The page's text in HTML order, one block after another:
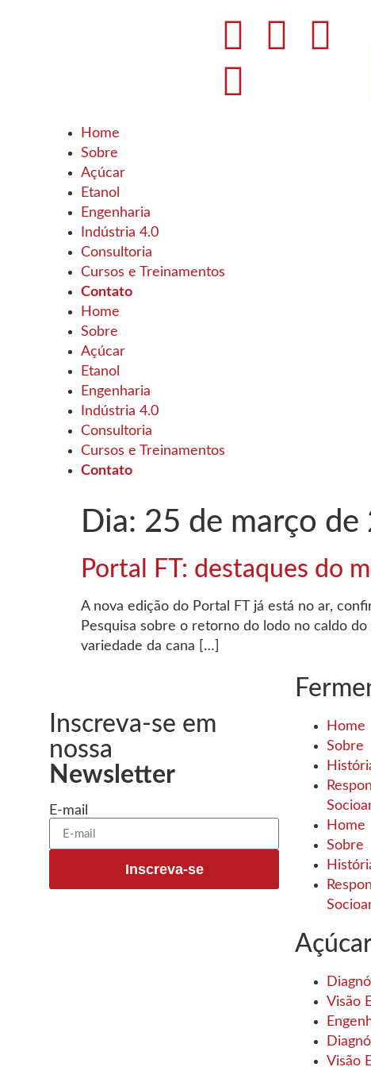
Home
Sobre
Açúcar
Etanol
Engenharia
Indústria 4.0
Consultoria
Cursos e Treinamentos
Contato
Home
Sobre
Açúcar
Etanol
Engenharia
Indústria 4.0
Consultoria
Cursos e Treinamentos
Contato
Dia: 25 de março de
Portal FT: destaques do
A nova edição do Portal FT já está no ar,
Pesquisa sobre o retorno do lodo no caldo
variedade da cana […]
Inscreva-se em
nossa
Newsletter
E-mail
Inscreva-se
Home
Sobre
Home
Sobre
Visão
Visão